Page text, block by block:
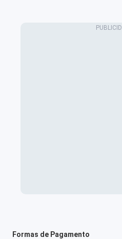
Formas de Pagamento